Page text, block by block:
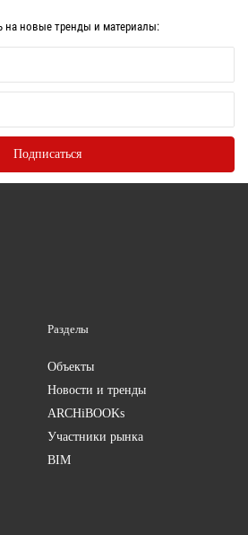
на новые тренды и материалы:
Разделы
Объекты
Новости и тренды
ARCHiBOOKs
Участники рынка
BIM